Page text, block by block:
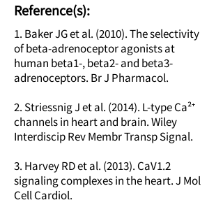
​Reference(s):
1. Baker JG et al. (2010). The selectivity
of beta-adrenoceptor agonists at
human beta1-, beta2- and beta3-
adrenoceptors. Br J Pharmacol.
2. Striessnig J et al. (2014). L-type Ca²⁺
channels in heart and brain. Wiley
Interdiscip Rev Membr Transp Signal.
3. Harvey RD et al. (2013). CaV1.2
signaling complexes in the heart. J Mol
Cell Cardiol.